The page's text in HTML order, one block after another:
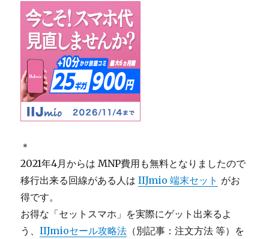
＊
2021年4月からは MNP費用も無料となりましたので
移行出来る回線がある人はIIJmio 端末セット がお
得です。
お得な「セットスマホ」を実際にゲット出来るよ
う、IIJmioセール攻略法 （別記事：注文方法 等）を